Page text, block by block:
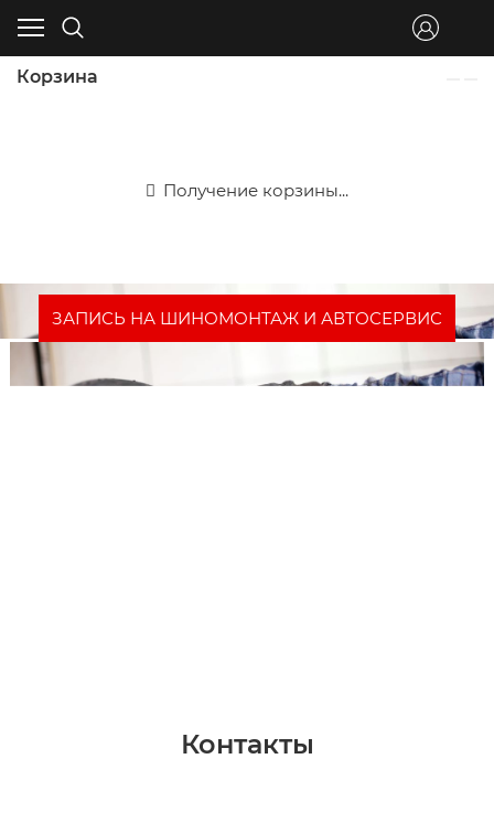
Корзина
Получение корзины...
ЗАПИСЬ НА ШИНОМОНТАЖ И АВТОСЕРВИС
Контакты